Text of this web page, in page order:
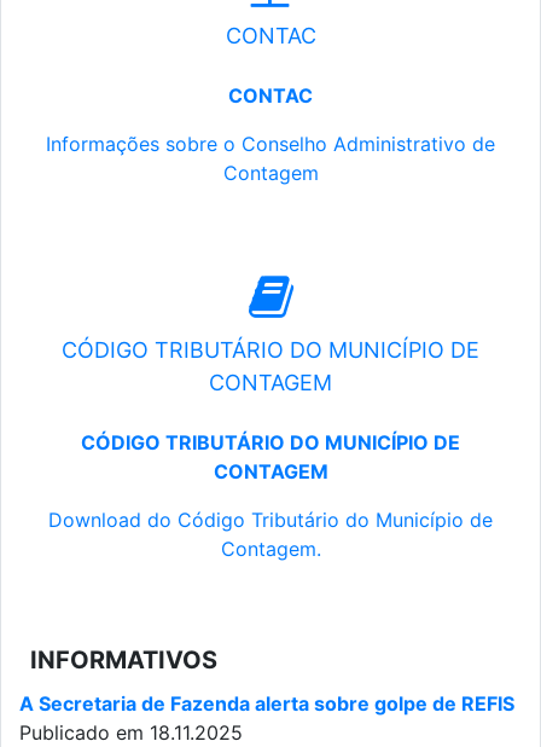
CONTAC
CONTAC
Informações sobre o Conselho Administrativo de
Contagem
CÓDIGO TRIBUTÁRIO DO MUNICÍPIO DE
CONTAGEM
CÓDIGO TRIBUTÁRIO DO MUNICÍPIO DE
CONTAGEM
Download do Código Tributário do Município de
Contagem.
INFORMATIVOS
A Secretaria de Fazenda alerta sobre golpe de REFIS
Publicado em 18.11.2025